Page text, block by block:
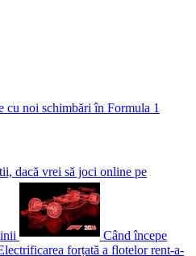
cu noi schimbări în Formula 1
dacă vrei să joci online pe
Când începe
forțată a flotelor rent-a-